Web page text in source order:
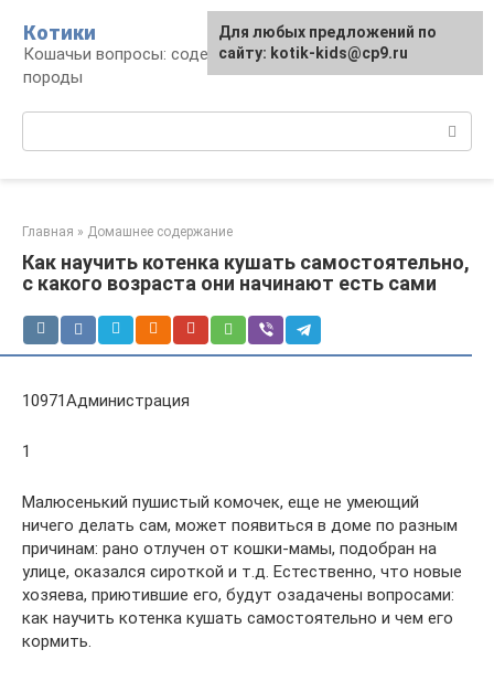
контенту
Котики
Кошачьи вопросы: содержание, лечение,
породы
Главная » Домашнее содержание
Как научить котенка кушать самостоятельно,
с какого возраста они начинают есть сами
10971Администрация
1
Малюсенький пушистый комочек, еще не умеющий
ничего делать сам, может появиться в доме по разным
причинам: рано отлучен от кошки-мамы, подобран на
улице, оказался сироткой и т.д. Естественно, что новые
хозяева, приютившие его, будут озадачены вопросами:
как научить котенка кушать самостоятельно и чем его
кормить.
Для любых предложений по
сайту: kotik-kids@cp9.ru